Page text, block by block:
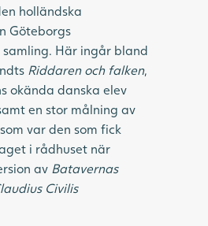
holländska
Göteborgs
samling. Här ingår bland
Riddaren och falken,
okända danska elev
en stor målning av
var den som fick
i rådhuset när
av Batavernas
Civilis